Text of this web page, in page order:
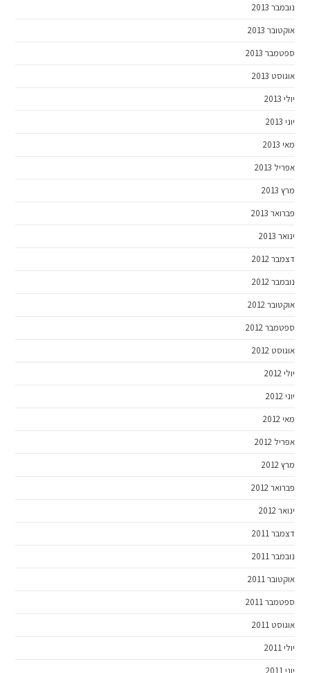
נובמבר 2013
אוקטובר 2013
ספטמבר 2013
אוגוסט 2013
יולי 2013
יוני 2013
מאי 2013
אפריל 2013
מרץ 2013
פברואר 2013
ינואר 2013
דצמבר 2012
נובמבר 2012
אוקטובר 2012
ספטמבר 2012
אוגוסט 2012
יולי 2012
יוני 2012
מאי 2012
אפריל 2012
מרץ 2012
פברואר 2012
ינואר 2012
דצמבר 2011
נובמבר 2011
אוקטובר 2011
ספטמבר 2011
אוגוסט 2011
יולי 2011
יוני 2011